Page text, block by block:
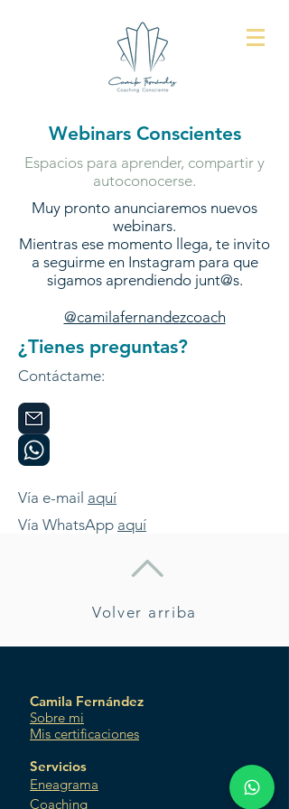
Webinars Conscientes
Espacios para aprender, compartir y
autoconocerse.
Muy pronto anunciaremos nuevos
webinars.
Mientras ese momento llega, te invito
a seguirme en Instagram para que
sigamos aprendiendo junt@s.
@camilafernandezcoach
¿Tienes preguntas?
Contáctame:
Vía e-mail aquí
Vía WhatsApp aquí
Volver arriba
Camila Fernández
Sobre mi
Mis certificaciones
Servicios
Eneagrama
Coaching